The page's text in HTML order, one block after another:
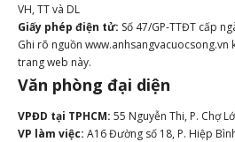
VH, TT và DL
Giấy phép điện tử: Số 47/GP-TTĐT cấp
Ghi rõ nguồn
trang web này.
Văn phòng đại diện
VPĐD tại TPHCM: 55 Nguyễn Thi, P. Chợ
VP làm việc: A16 Đường số 18, P. Hiệp